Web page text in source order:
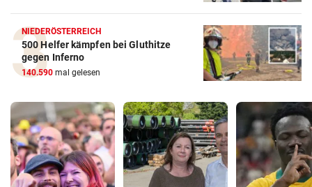
NIEDERÖSTERREICH
500 Helfer kämpfen bei Gluthitze
gegen Inferno
140.590 mal gelesen